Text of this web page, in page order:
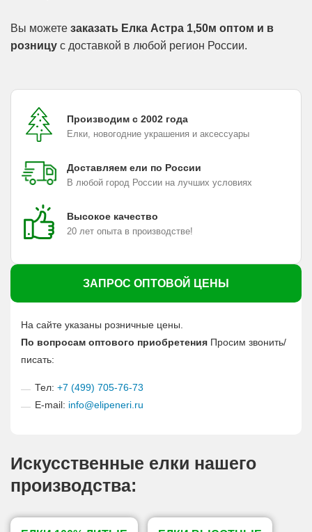
Вы можете заказать Елка Астра 1,50м оптом и в
розницу с доставкой в любой регион России.
Производим с 2002 года
Елки, новогодние украшения и аксессуары
Доставляем ели по России
В любой город России на лучших условиях
Высокое качество
20 лет опыта в производстве!
ЗАПРОС ОПТОВОЙ ЦЕНЫ
На сайте указаны розничные цены.
По вопросам оптового приобретения Просим звонить/
писать:
Тел: +7 (499) 705-76-73
E-mail: info@elipeneri.ru
Искусственные елки нашего
производства: